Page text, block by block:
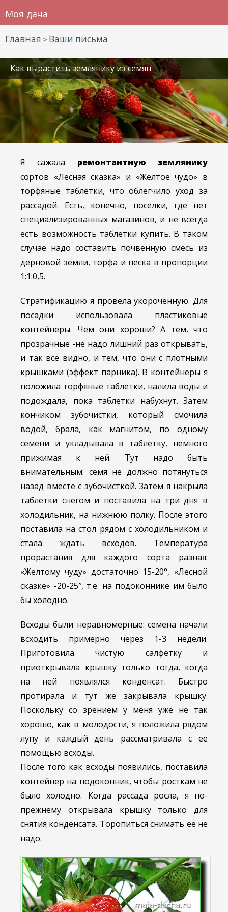
Моя дача
Главная > Ваши письма
Как вырастить землянику из семян
Я сажала ремонтантную землянику
сортов «Лесная сказка» и «Желтое чудо» в
торфяные таблетки, что облегчило уход за
рассадой. Есть, конечно, поселки, где нет
специализированных магазинов, и не всегда
есть возможность таблетки купить. В таком
случае надо составить почвенную смесь из
дерновой земли, торфа и песка в пропорции
1:1:0,5.
Стратификацию я провела укороченную. Для
посадки использовала пластиковые
контейнеры. Чем они хороши? А тем, что
прозрачные -не надо лишний раз открывать,
и так все видно, и тем, что они с плотными
крышками (эффект парника). В контейнеры я
положила торфяные таблетки, налила воды и
подождала, пока таблетки набухнут. Затем
кончиком зубочистки, который смочила
водой, брала, как магнитом, по одному
семени и укладывала в таблетку, немного
прижимая к ней. Тут надо быть
внимательным: семя не должно потянуться
назад вместе с зубочисткой. Затем я накрыла
таблетки снегом и поставила на три дня в
холодильник, на нижнюю полку. После этого
поставила на стол рядом с холодильником и
стала ждать всходов. Температура
прорастания для каждого сорта разная:
«Желтому чуду» достаточно 15-20°, «Лесной
сказке» -20-25″, т.е. на подоконнике им было
бы холодно.
Всходы были неравномерные: семена начали
всходить примерно через 1-3 недели.
Приготовила чистую салфетку и
приоткрывала крышку только тогда, когда
на ней появлялся конденсат. Быстро
протирала и тут же закрывала крышку.
Поскольку со зрением у меня уже не так
хорошо, как в молодости, я положила рядом
лупу и каждый день рассматривала с ее
помощью всходы.
После того как всходы появились, поставила
контейнер на подоконник, чтобы росткам не
было холодно. Когда рассада росла, я по-
прежнему открывала крышку только для
снятия конденсата. Торопиться снимать ее не
надо.